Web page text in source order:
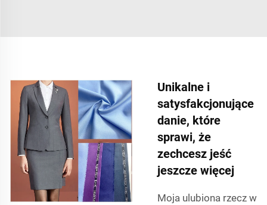
Unikalne i
satysfakcjonujące
danie, które
sprawi, że
zechcesz jeść
jeszcze więcej
Moja ulubiona rzecz w